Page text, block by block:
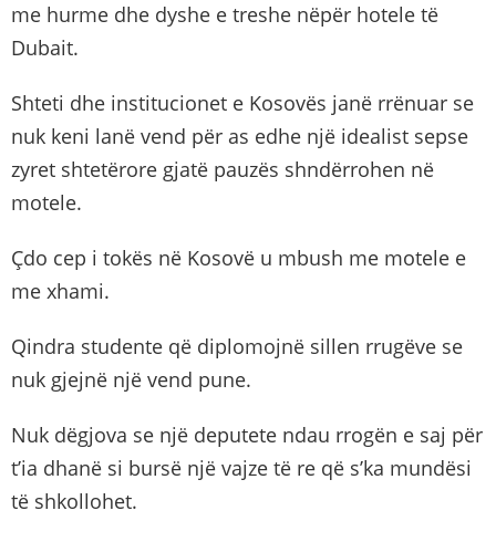
me hurme dhe dyshe e treshe nëpër hotele të
Dubait.
Shteti dhe institucionet e Kosovës janë rrënuar se
nuk keni lanë vend për as edhe një idealist sepse
zyret shtetërore gjatë pauzës shndërrohen në
motele.
Çdo cep i tokës në Kosovë u mbush me motele e
me xhami.
Qindra studente që diplomojnë sillen rrugëve se
nuk gjejnë një vend pune.
Nuk dëgjova se një deputete ndau rrogën e saj për
t’ia dhanë si bursë një vajze të re që s’ka mundësi
të shkollohet.